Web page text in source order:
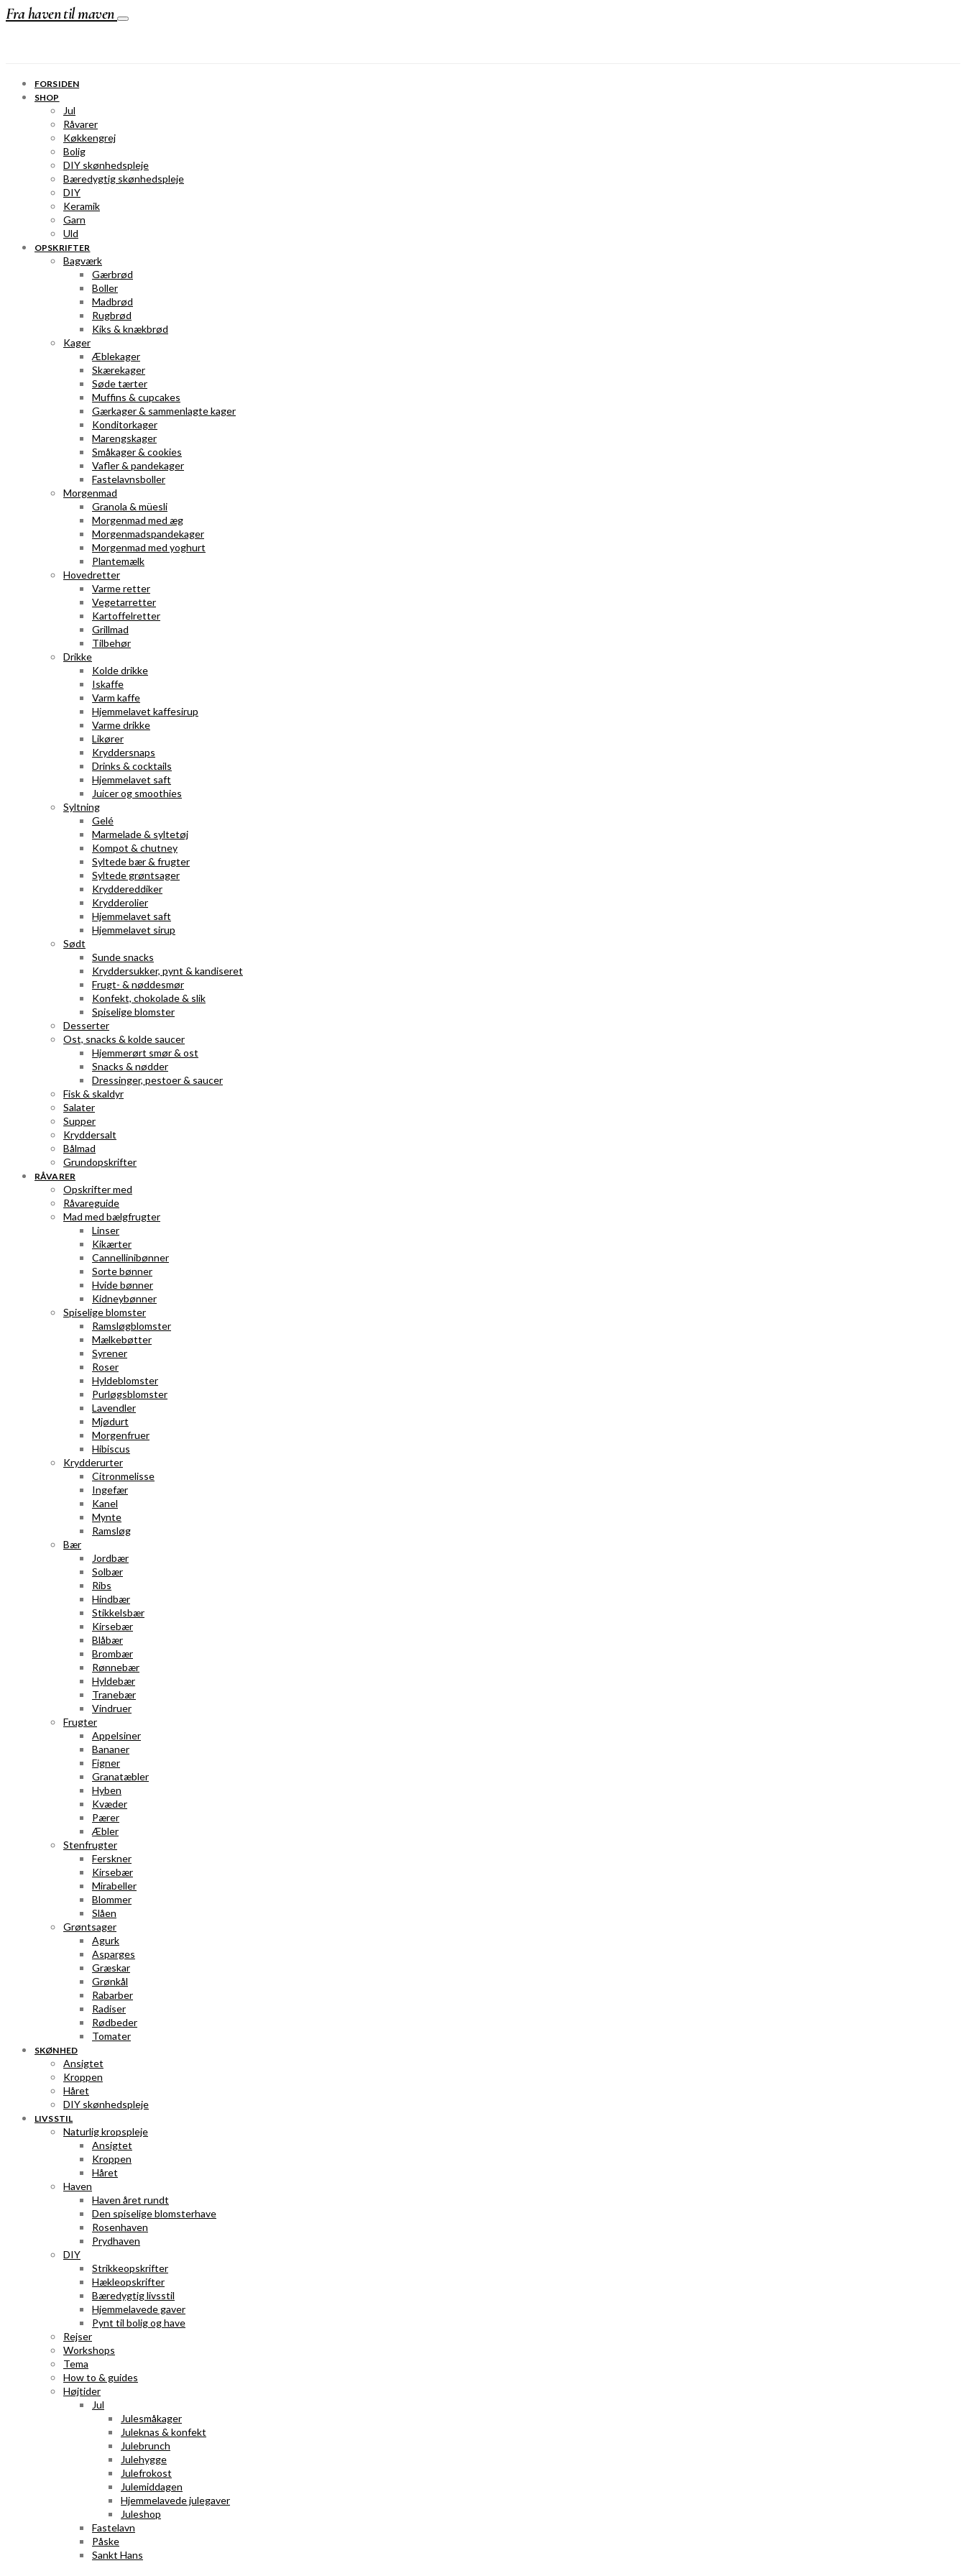
Fra haven til maven
FORSIDEN
SHOP
Jul
Råvarer
Køkkengrej
Bolig
DIY skønhedspleje
Bæredygtig skønhedspleje
DIY
Keramik
Garn
Uld
OPSKRIFTER
Bagværk
Gærbrød
Boller
Madbrød
Rugbrød
Kiks & knækbrød
Kager
Æblekager
Skærekager
Søde tærter
Muffins & cupcakes
Gærkager & sammenlagte kager
Konditorkager
Marengskager
Småkager & cookies
Vafler & pandekager
Fastelavnsboller
Morgenmad
Granola & müesli
Morgenmad med æg
Morgenmadspandekager
Morgenmad med yoghurt
Plantemælk
Hovedretter
Varme retter
Vegetarretter
Kartoffelretter
Grillmad
Tilbehør
Drikke
Kolde drikke
Iskaffe
Varm kaffe
Hjemmelavet kaffesirup
Varme drikke
Likører
Kryddersnaps
Drinks & cocktails
Hjemmelavet saft
Juicer og smoothies
Syltning
Gelé
Marmelade & syltetøj
Kompot & chutney
Syltede bær & frugter
Syltede grøntsager
Kryddereddiker
Krydderolier
Hjemmelavet saft
Hjemmelavet sirup
Sødt
Sunde snacks
Kryddersukker, pynt & kandiseret
Frugt- & nøddesmør
Konfekt, chokolade & slik
Spiselige blomster
Desserter
Ost, snacks & kolde saucer
Hjemmerørt smør & ost
Snacks & nødder
Dressinger, pestoer & saucer
Fisk & skaldyr
Salater
Supper
Kryddersalt
Bålmad
Grundopskrifter
RÅVARER
Opskrifter med
Råvareguide
Mad med bælgfrugter
Linser
Kikærter
Cannellinibønner
Sorte bønner
Hvide bønner
Kidneybønner
Spiselige blomster
Ramsløgblomster
Mælkebøtter
Syrener
Roser
Hyldeblomster
Purløgsblomster
Lavendler
Mjødurt
Morgenfruer
Hibiscus
Krydderurter
Citronmelisse
Ingefær
Kanel
Mynte
Ramsløg
Bær
Jordbær
Solbær
Ribs
Hindbær
Stikkelsbær
Kirsebær
Blåbær
Brombær
Rønnebær
Hyldebær
Tranebær
Vindruer
Frugter
Appelsiner
Bananer
Figner
Granatæbler
Hyben
Kvæder
Pærer
Æbler
Stenfrugter
Ferskner
Kirsebær
Mirabeller
Blommer
Slåen
Grøntsager
Agurk
Asparges
Græskar
Grønkål
Rabarber
Radiser
Rødbeder
Tomater
SKØNHED
Ansigtet
Kroppen
Håret
DIY skønhedspleje
LIVSSTIL
Naturlig kropspleje
Ansigtet
Kroppen
Håret
Haven
Haven året rundt
Den spiselige blomsterhave
Rosenhaven
Prydhaven
DIY
Strikkeopskrifter
Hækleopskrifter
Bæredygtig livsstil
Hjemmelavede gaver
Pynt til bolig og have
Rejser
Workshops
Tema
How to & guides
Højtider
Jul
Julesmåkager
Juleknas & konfekt
Julebrunch
Julehygge
Julefrokost
Julemiddagen
Hjemmelavede julegaver
Juleshop
Fastelavn
Påske
Sankt Hans